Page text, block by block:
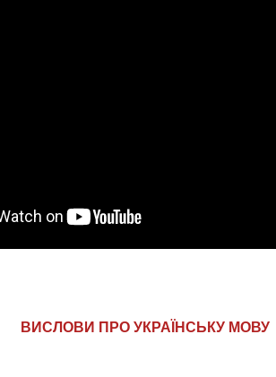
ВИСЛОВИ ПРО УКРАЇНСЬКУ МОВУ